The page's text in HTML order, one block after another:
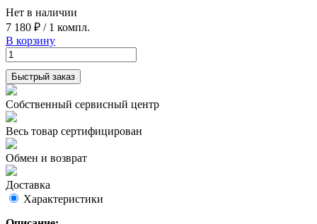
Нет в наличии
7 180 ₽ / 1 компл.
В корзину
Быстрый заказ
Собственный сервисный центр
Весь товар сертифицирован
Обмен и возврат
Доставка
Характеристики